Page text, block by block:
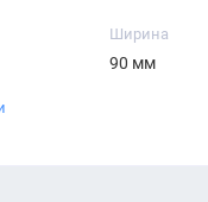
Ширина
90 мм